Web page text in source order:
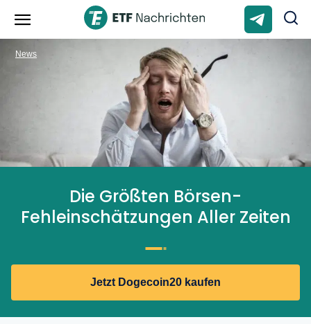
Die Größten Börsen-
Fehleinschätzungen Aller Zeiten
Jetzt Dogecoin20 kaufen
News